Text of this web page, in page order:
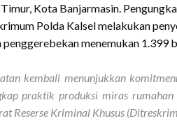
Kota Banjarmasin.
Polda Kalsel melakukan
penggerebekan menemukan 1.399
kembali menunjukkan
praktik produksi miras
Reserse Kriminal Khusus